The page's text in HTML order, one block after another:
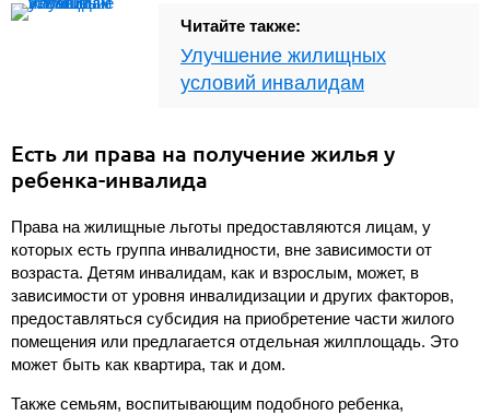
Читайте также:
Улучшение жилищных
условий инвалидам
Есть ли права на получение жилья у
ребенка-инвалида
Права на жилищные льготы предоставляются лицам, у
которых есть группа инвалидности, вне зависимости от
возраста. Детям инвалидам, как и взрослым, может, в
зависимости от уровня инвалидизации и других факторов,
предоставляться субсидия на приобретение части жилого
помещения или предлагается отдельная жилплощадь. Это
может быть как квартира, так и дом.
Также семьям, воспитывающим подобного ребенка,